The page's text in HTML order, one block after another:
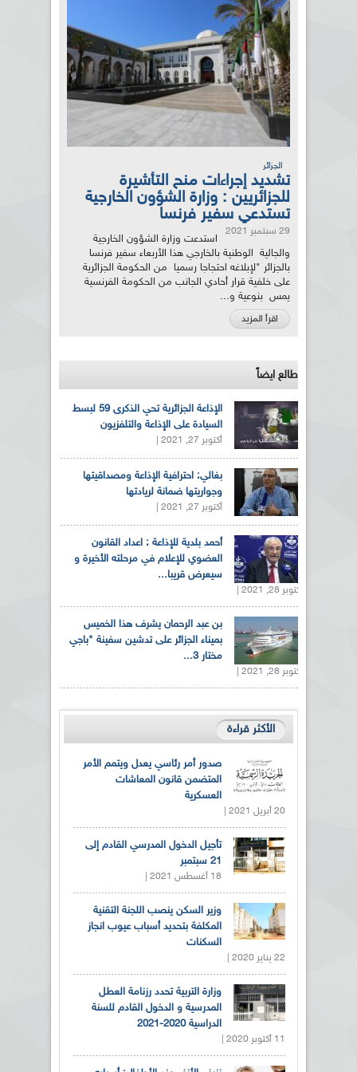
الجزائر
تشديد إجراءات منح التأشيرة
للجزائريين : وزارة الشؤون الخارجية
تستدعي سفير فرنسا
29 سبتمبر 2021
استدعت وزارة الشؤون الخارجية
والجالية الوطنية بالخارجي هذا الأربعاء سفير فرنسا
بالجزائر "لإبلاغه احتجاجا رسميا من الحكومة الجزائرية
على خلفية قرار أحادي الجانب من الحكومة الفرنسية
يمس بنوعية و...
اقرأ المزيد
طالع ايضاً
الإذاعة الجزائرية تحي الذكرى 59 لبسط
السيادة على الإذاعة والتلفزيون
أكتوبر 27, 2021 |
بغالي: احترافية الإذاعة ومصداقيتها
وجواريتها ضمانة لريادتها
أكتوبر 27, 2021 |
أحمد بلدية للإذاعة : اعداد القانون
العضوي للإعلام في مرحلته الأخيرة و
سيعرض قريبا...
أكتوبر 28, 2021 |
بن عبد الرحمان يشرف هذا الخميس
بميناء الجزائر على تدشين سفينة "باجي
مختار 3...
أكتوبر 28, 2021 |
الأكثر قراءة
صدور أمر رئاسي يعدل ويتمم الأمر
المتضمن قانون المعاشات
العسكرية
20 أبريل 2021 |
تأجيل الدخول المدرسي القادم إلى
21 سبتمبر
18 أغسطس 2021 |
وزير السكن ينصب اللجنة التقنية
المكلفة بتحديد أسباب عيوب انجاز
السكنات
22 يناير 2020 |
وزارة التربية تحدد رزنامة العطل
المدرسية و الدخول القادم للسنة
الدراسية 2020-2021
11 أكتوبر 2020 |